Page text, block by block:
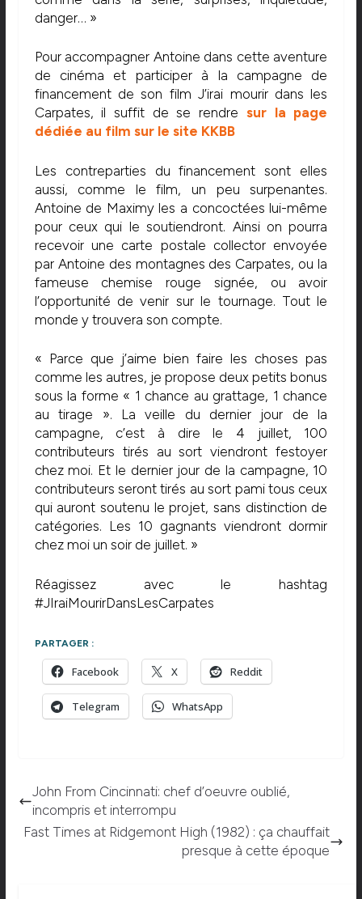
danger… »
Pour accompagner Antoine dans cette aventure
de cinéma et participer à la campagne de
financement de son film J’irai mourir dans les
Carpates, il suffit de se rendre sur la page
dédiée au film sur le site KKBB
Les contreparties du financement sont elles
aussi, comme le film, un peu surpenantes.
Antoine de Maximy les a concoctées lui-même
pour ceux qui le soutiendront. Ainsi on pourra
recevoir une carte postale collector envoyée
par Antoine des montagnes des Carpates, ou la
fameuse chemise rouge signée, ou avoir
l’opportunité de venir sur le tournage. Tout le
monde y trouvera son compte.
« Parce que j’aime bien faire les choses pas
comme les autres, je propose deux petits bonus
sous la forme « 1 chance au grattage, 1 chance
au tirage ». La veille du dernier jour de la
campagne, c’est à dire le 4 juillet, 100
contributeurs tirés au sort viendront festoyer
chez moi. Et le dernier jour de la campagne, 10
contributeurs seront tirés au sort pami tous ceux
qui auront soutenu le projet, sans distinction de
catégories. Les 10 gagnants viendront dormir
chez moi un soir de juillet. »
Réagissez avec le hashtag
#JIraiMourirDansLesCarpates
PARTAGER :
Facebook X Reddit
Telegram WhatsApp
John From Cincinnati: chef d’oeuvre oublié,
incompris et interrompu
Fast Times at Ridgemont High (1982) : ça chauffait
presque à cette époque